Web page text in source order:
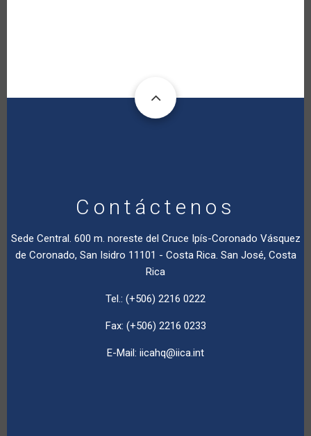
Contáctenos
Sede Central. 600 m. noreste del Cruce Ipís-Coronado Vásquez
de Coronado, San Isidro 11101 - Costa Rica. San José, Costa
Rica
Tel.: (+506) 2216 0222
Fax: (+506) 2216 0233
E-Mail: iicahq@iica.int